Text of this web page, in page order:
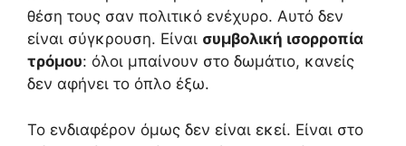
θέση τους σαν πολιτικό ενέχυρο. Αυτό δεν
είναι σύγκρουση. Είναι συμβολική ισορροπία
τρόμου: όλοι μπαίνουν στο δωμάτιο, κανείς
δεν αφήνει το όπλο έξω.
Το ενδιαφέρον όμως δεν είναι εκεί. Είναι στο